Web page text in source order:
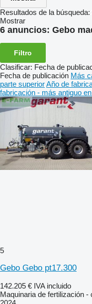
Resultados de la búsqueda:
Mostrar
6 anuncios: Gebo
Filtro
Clasificar: Fecha de
Fecha de publicación Más
parte superiorAño de
fabricación - más antiguo
5
Gebo Gebo pt17.300
142.205 € IVA incluido
Maquinaria de fertilización -